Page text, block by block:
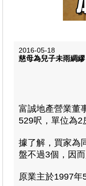
2016-05-18
慈母為兒子未雨綢
富誠地產營業董
529呎，單位為2
據了解，買家為
盤不過3個，因
原業主於1997